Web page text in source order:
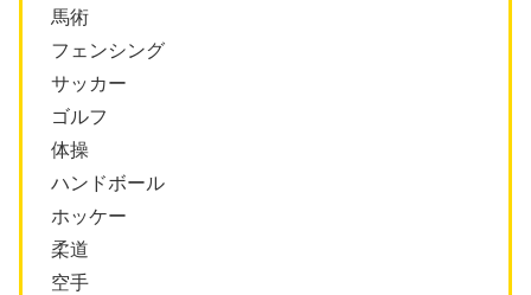
馬術
フェンシング
サッカー
ゴルフ
体操
ハンドボール
ホッケー
柔道
空手